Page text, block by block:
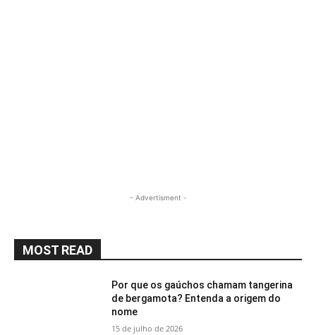
- Advertisment -
MOST READ
Por que os gaúchos chamam tangerina
de bergamota? Entenda a origem do
nome
15 de julho de 2026